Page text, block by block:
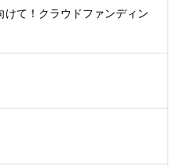
て！クラウドファンディン